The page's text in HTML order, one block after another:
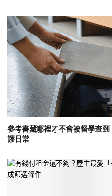
參考書藏哪裡才不會被督學查
謬日常